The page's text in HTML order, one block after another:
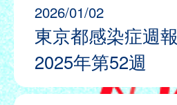
2026/01/02
東京都感染症週報
2025年第52週